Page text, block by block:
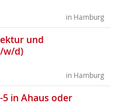
in Hamburg
und
w/d)
in Hamburg
in Ahaus oder